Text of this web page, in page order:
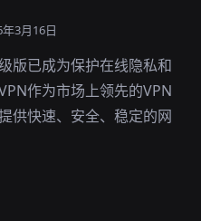
3月16日
版已成为保护在线隐私和
作为市场上领先的VPN
供快速、安全、稳定的网